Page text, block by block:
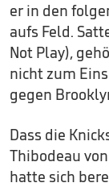
er in den
aufs Feld.
Not Play),
nicht zum
gegen
Dass die
Thibodeau
hatte sich